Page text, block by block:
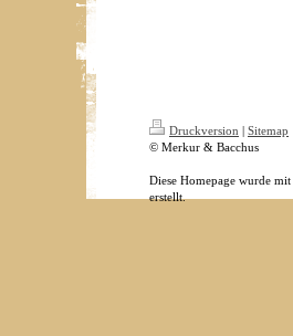
Druckversion | Sitemap
© Merkur & Bacchus
Diese Homepage wurde mit
erstellt.